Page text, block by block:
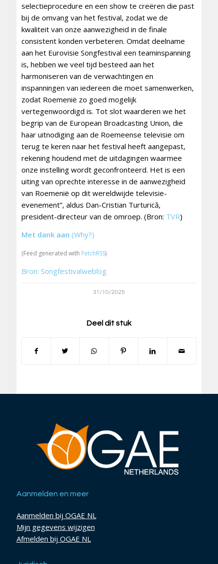
selectieprocedure en een show te creëren die past
bij de omvang van het festival, zodat we de
kwaliteit van onze aanwezigheid in de finale
consistent konden verbeteren. Omdat deelname
aan het Eurovisie Songfestival een teaminspanning
is, hebben we veel tijd besteed aan het
harmoniseren van de verwachtingen en
inspanningen van iedereen die moet samenwerken,
zodat Roemenië zo goed mogelijk
vertegenwoordigd is. Tot slot waarderen we het
begrip van de European Broadcasting Union, die
haar uitnodiging aan de Roemeense televisie om
terug te keren naar het festival heeft aangepast,
rekening houdend met de uitdagingen waarmee
onze instelling wordt geconfronteerd. Het is een
uiting van oprechte interesse in de aanwezigheid
van Roemenië op dit wereldwijde televisie-
evenement”, aldus Dan-Cristian Turturică,
president-directeur van de omroep. (Bron: TVR)
Met dank aan (Why?)
(Feed generated with FetchRSS)
Bron: Songfestivalweblog
31/10/2025
Deel dit stuk
Aanmelden en meer
Aanmelden bij OGAE NL
Mijn gegevens wijzigen
Afmelden bij OGAE NL